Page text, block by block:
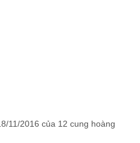
11/2016 của 12 cung hoàng